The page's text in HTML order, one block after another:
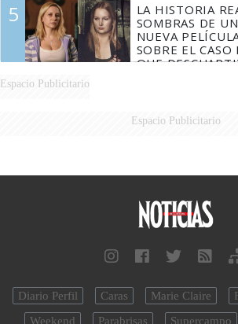
5
LA HISTORIA
SOMBRAS DE
NUEVA
SOBRE EL
QUE
Espacio Publicitario
Espacio Publicitario
Diario Perfil Caras Marie Claire
Weekend
Parabrisas Supercampo